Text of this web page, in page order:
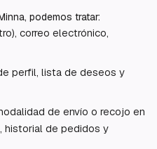
podemos tratar:
correo electrónico,
perfil, lista de deseos y
de envío o recojo en
historial de pedidos y